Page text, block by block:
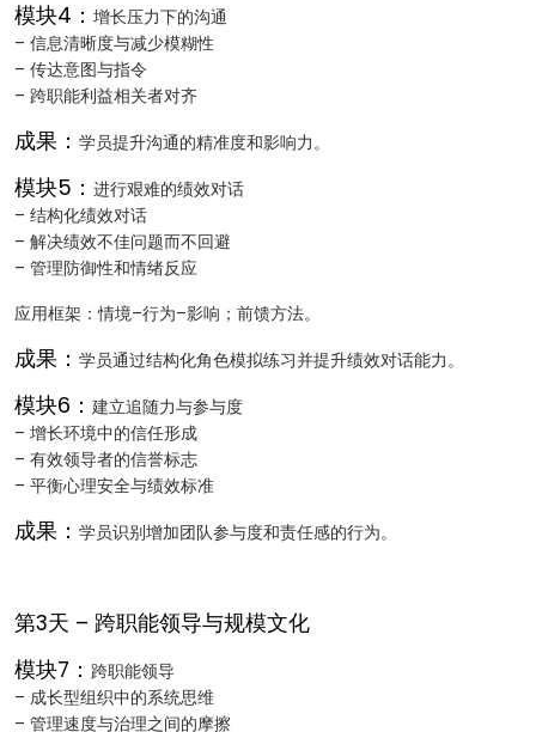
模块4： 增长压力下的沟通
– 信息清晰度与减少模糊性
– 传达意图与指令
– 跨职能利益相关者对齐
成果： 学员提升沟通的精准度和影响力。
模块5： 进行艰难的绩效对话
– 结构化绩效对话
– 解决绩效不佳问题而不回避
– 管理防御性和情绪反应
应用框架：情境–行为–影响；前馈方法。
成果： 学员通过结构化角色模拟练习并提升绩效对话能力。
模块6： 建立追随力与参与度
– 增长环境中的信任形成
– 有效领导者的信誉标志
– 平衡心理安全与绩效标准
成果： 学员识别增加团队参与度和责任感的行为。
第3天 – 跨职能领导与规模文化
模块7： 跨职能领导
– 成长型组织中的系统思维
– 管理速度与治理之间的摩擦